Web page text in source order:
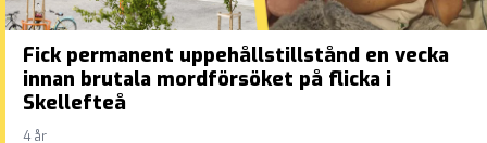
Fick permanent uppehållstillstånd en vecka
innan brutala mordförsöket på flicka i
Skellefteå
4 år